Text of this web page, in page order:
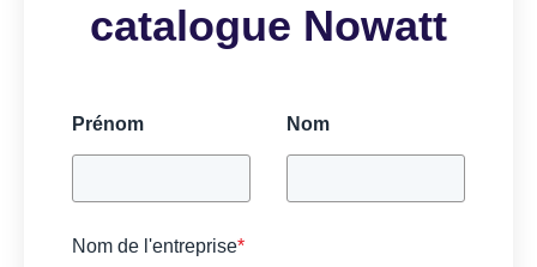
catalogue Nowatt
Prénom Nom
Nom de l'entreprise*